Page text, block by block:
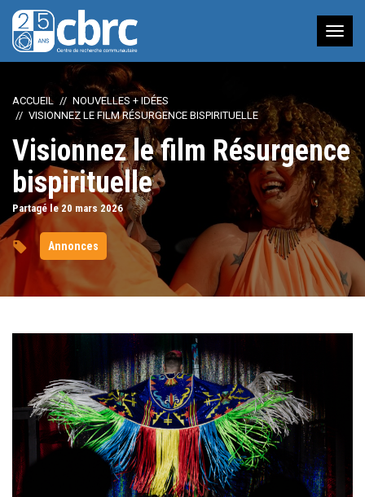
à
ACCUEIL
NOUVELLES + IDÉES
VISIONNEZ LE FILM RÉSURGENCE BISPIRITUELLE
Visionnez le film Résurgence
bispirituelle
Partagé le 20 mars 2026
Annonces